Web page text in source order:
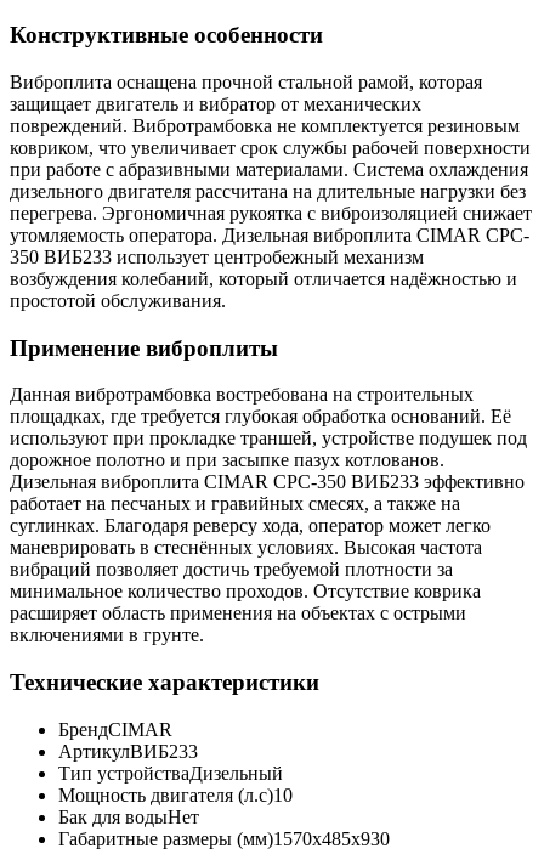
Конструктивные особенности
Виброплита оснащена прочной стальной рамой, которая
защищает двигатель и вибратор от механических
повреждений. Вибротрамбовка не комплектуется резиновым
ковриком, что увеличивает срок службы рабочей поверхности
при работе с абразивными материалами. Система охлаждения
дизельного двигателя рассчитана на длительные нагрузки без
перегрева. Эргономичная рукоятка с виброизоляцией снижает
утомляемость оператора. Дизельная виброплита CIMAR CPC-
350 ВИБ233 использует центробежный механизм
возбуждения колебаний, который отличается надёжностью и
простотой обслуживания.
Применение виброплиты
Данная вибротрамбовка востребована на строительных
площадках, где требуется глубокая обработка оснований. Её
используют при прокладке траншей, устройстве подушек под
дорожное полотно и при засыпке пазух котлованов.
Дизельная виброплита CIMAR CPC-350 ВИБ233 эффективно
работает на песчаных и гравийных смесях, а также на
суглинках. Благодаря реверсу хода, оператор может легко
маневрировать в стеснённых условиях. Высокая частота
вибраций позволяет достичь требуемой плотности за
минимальное количество проходов. Отсутствие коврика
расширяет область применения на объектах с острыми
включениями в грунте.
Технические характеристики
БрендCIMAR
АртикулВИБ233
Тип устройстваДизельный
Мощность двигателя (л.с)10
Бак для водыНет
Габаритные размеры (мм)1570х485х930